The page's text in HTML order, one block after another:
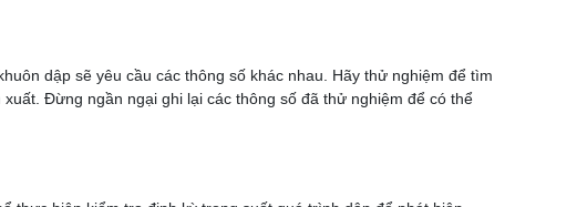
dập sẽ yêu cầu các thông số khác nhau. Hãy thử nghiệm để tìm
Đừng ngần ngại ghi lại các thông số đã thử nghiệm để có thể